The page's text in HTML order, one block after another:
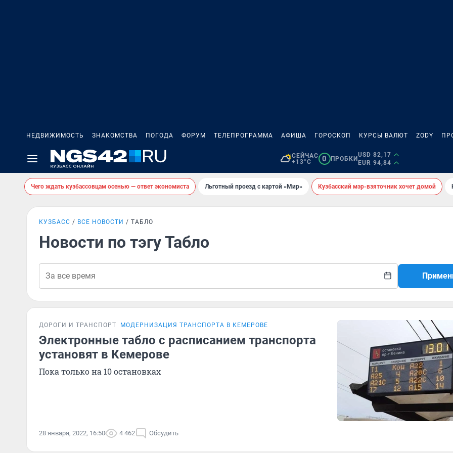
НЕДВИЖИМОСТЬ ЗНАКОМСТВА ПОГОДА ФОРУМ ТЕЛЕПРОГРАММА АФИША ГОРОСКОП КУРСЫ ВАЛЮТ ZODY
СЕЙЧАС
+13°C
0 ПРОБКИ
USD 82,17
EUR 94,84
Чего ждать кузбассовцам осенью — ответ экономиста Льготный проезд с картой «Мир» Кузбасский мэр-взяточник хочет домой
КУЗБАСС ВСЕ НОВОСТИ ТАБЛО
Новости по тэгу Табло
ДОРОГИ И ТРАНСПОРТ МОДЕРНИЗАЦИЯ ТРАНСПОРТА В КЕМЕРОВЕ
Электронные табло с расписанием транспорта
установят в Кемерове
Пока только на 10 остановках
28 января, 2022, 16:50 4 462 Обсудить